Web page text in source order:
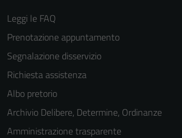
Leggi le FAQ
Prenotazione appuntamento
Segnalazione disservizio
Richiesta assistenza
Albo pretorio
Archivio Delibere, Determine, Ordinanze
Amministrazione trasparente
disabilitati.